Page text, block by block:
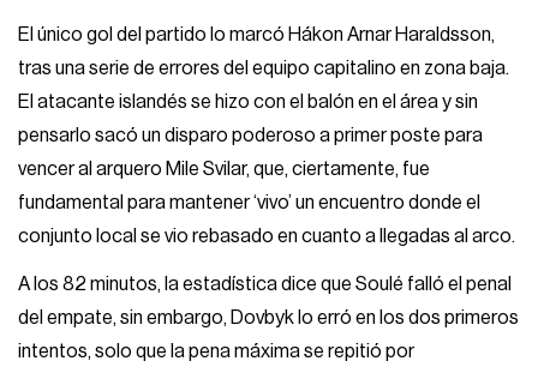
El único gol del partido lo marcó Hákon Arnar Haraldsson,
tras una serie de errores del equipo capitalino en zona baja.
El atacante islandés se hizo con el balón en el área y sin
pensarlo sacó un disparo poderoso a primer poste para
vencer al arquero Mile Svilar, que, ciertamente, fue
fundamental para mantener ‘vivo’ un encuentro donde el
conjunto local se vio rebasado en cuanto a llegadas al arco.
A los 82 minutos, la estadística dice que Soulé falló el penal
del empate, sin embargo, Dovbyk lo erró en los dos primeros
intentos, solo que la pena máxima se repitió por